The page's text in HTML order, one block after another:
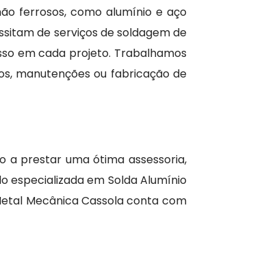
ferrosos, como alumínio e aço
de serviços de soldagem de
em cada projeto. Trabalhamos
manutenções ou fabricação de
a prestar uma ótima assessoria,
especializada em Solda Alumínio
Mecânica Cassola conta com